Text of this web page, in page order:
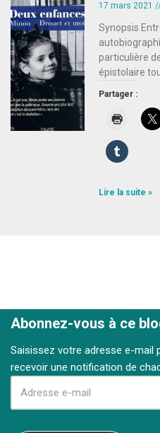
17 mars 2021
Synopsis
particulière
épistolaire
Partager :
Lire la suite »
Abonnez-vous à ce
Saisissez votre adresse e-mail
recevoir une notification de